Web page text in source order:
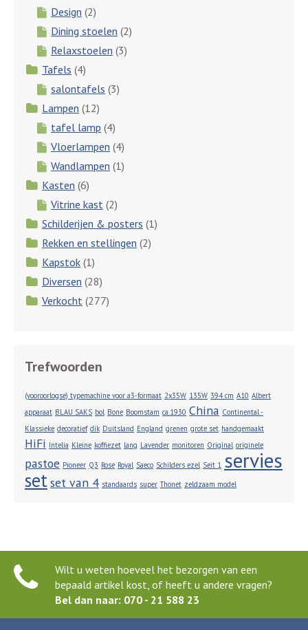
Design (2)
Dining stoelen (2)
Relaxstoelen (3)
Tafels (4)
salontafels (3)
Lampen (12)
tafel lamp (4)
Vloerlampen (4)
Wandlampen (1)
Kasten (6)
Vitrine kast (2)
Schilderijen & posters (1)
Rekken en stellingen (2)
Kapstok (1)
Diversen (28)
Verkocht (277)
Trefwoorden
(vooroorlogse) typemachine voor a3-formaat 2x35W 135W 394 cm A10 Albert
apparaat BLAU SAKS bol Bone Boomstam ca.1930 China Continental -
Klassieke decoratief dik Duitsland England grenen grote set handgemaakt
HiFi Intelia Kleine koffiezet lang Lavender monitoren Original originele
pastoe Pioneer Q3 Rose Royal Saeco Schilders ezel Seit 1 servies
setset van 4 standaards super Thonet zeldzaam model
Wilt u weten hoeveel het bezorgen van een
bepaald artikel kost, of heeft u andere vragen?
Bel dan naar: 070 - 21 588 23